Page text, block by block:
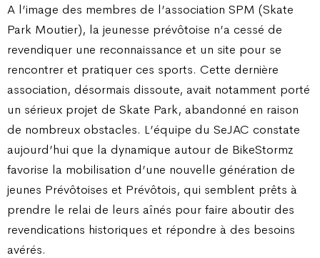
A l’image des membres de l’association SPM (Skate
Park Moutier), la jeunesse prévôtoise n’a cessé de
revendiquer une reconnaissance et un site pour se
rencontrer et pratiquer ces sports. Cette dernière
association, désormais dissoute, avait notamment porté
un sérieux projet de Skate Park, abandonné en raison
de nombreux obstacles. L’équipe du SeJAC constate
aujourd’hui que la dynamique autour de BikeStormz
favorise la mobilisation d’une nouvelle génération de
jeunes Prévôtoises et Prévôtois, qui semblent prêts à
prendre le relai de leurs aînés pour faire aboutir des
revendications historiques et répondre à des besoins
avérés.